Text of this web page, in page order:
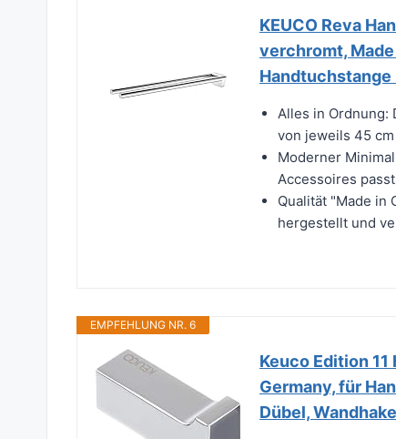
KEUCO Reva
verchromt,
Handtuchstange
Alles in Ordnung:
von jeweils 45
Moderner
Accessoires
Qualität "Made in
hergestellt und
EMPFEHLUNG NR. 6
Keuco Edition
Germany, für
Dübel,